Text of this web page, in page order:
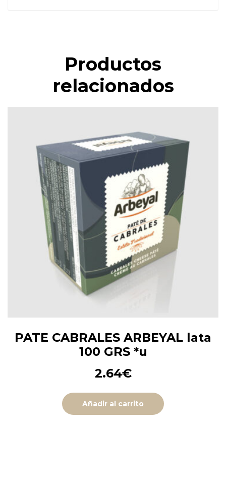
Productos
relacionados
PATE CABRALES ARBEYAL lata
100 GRS *u
2.64€
Añadir al carrito